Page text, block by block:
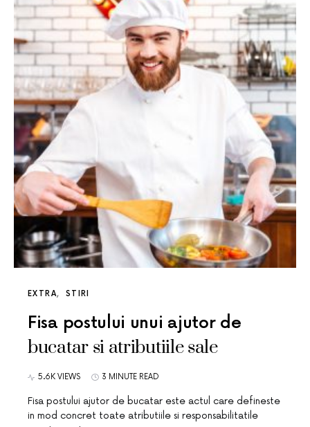
EXTRA STIRI
Fisa postului unui ajutor de
bucatar si atributiile sale
5.6K VIEWS 3 MINUTE READ
Fisa postului ajutor de bucatar este actul care defineste
in mod concret toate atributiile si responsabilitatile